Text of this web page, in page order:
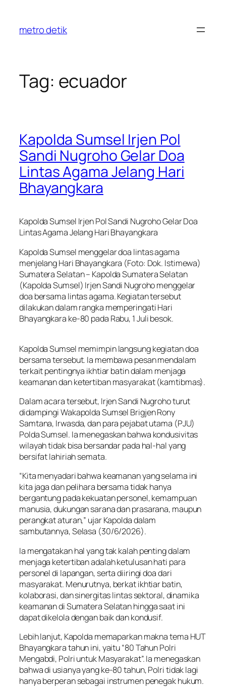
content
metro detik
Tag: ecuador
Kapolda Sumsel Irjen Pol
Sandi Nugroho Gelar Doa
Lintas Agama Jelang Hari
Bhayangkara
Kapolda Sumsel Irjen Pol Sandi Nugroho Gelar Doa
Lintas Agama Jelang Hari Bhayangkara
Kapolda Sumsel menggelar doa lintas agama
menjelang Hari Bhayangkara (Foto: Dok. Istimewa)
Sumatera Selatan – Kapolda Sumatera Selatan
(Kapolda Sumsel) Irjen Sandi Nugroho menggelar
doa bersama lintas agama. Kegiatan tersebut
dilakukan dalam rangka memperingati Hari
Bhayangkara ke-80 pada Rabu, 1 Juli besok.
Kapolda Sumsel memimpin langsung kegiatan doa
bersama tersebut. Ia membawa pesan mendalam
terkait pentingnya ikhtiar batin dalam menjaga
keamanan dan ketertiban masyarakat (kamtibmas).
Dalam acara tersebut, Irjen Sandi Nugroho turut
didampingi Wakapolda Sumsel Brigjen Rony
Samtana, Irwasda, dan para pejabat utama (PJU)
Polda Sumsel. Ia menegaskan bahwa kondusivitas
wilayah tidak bisa bersandar pada hal-hal yang
bersifat lahiriah semata.
“Kita menyadari bahwa keamanan yang selama ini
kita jaga dan pelihara bersama tidak hanya
bergantung pada kekuatan personel, kemampuan
manusia, dukungan sarana dan prasarana, maupun
perangkat aturan,” ujar Kapolda dalam
sambutannya, Selasa (30/6/2026).
Ia mengatakan hal yang tak kalah penting dalam
menjaga ketertiban adalah ketulusan hati para
personel di lapangan, serta diiringi doa dari
masyarakat. Menurutnya, berkat ikhtiar batin,
kolaborasi, dan sinergitas lintas sektoral, dinamika
keamanan di Sumatera Selatan hingga saat ini
dapat dikelola dengan baik dan kondusif.
Lebih lanjut, Kapolda memaparkan makna tema HUT
Bhayangkara tahun ini, yaitu “80 Tahun Polri
Mengabdi, Polri untuk Masyarakat”. Ia menegaskan
bahwa di usianya yang ke-80 tahun, Polri tidak lagi
hanya berperan sebagai instrumen penegak hukum.